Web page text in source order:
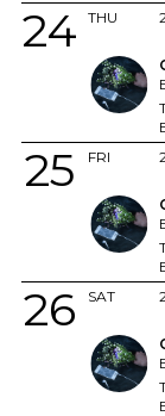
THU
24
FRI
25
SAT
26